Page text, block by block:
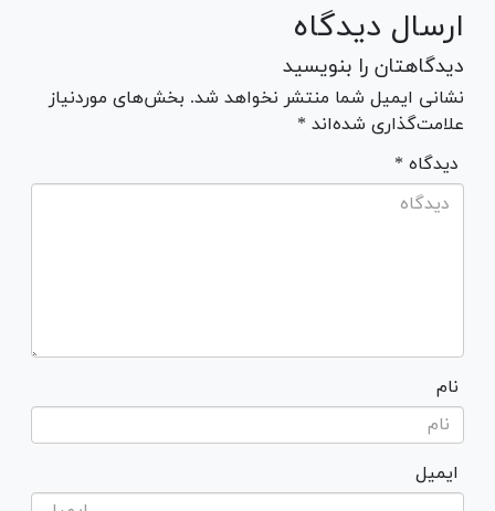
ارسال دیدگاه
دیدگاهتان را بنویسید
نشانی ایمیل شما منتشر نخواهد شد. بخش‌های موردنیاز
علامت‌گذاری شده‌اند *
* دیدگاه
نام
ایمیل